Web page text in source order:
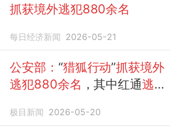
抓获境外逃犯880余名
每日经济新闻 2026-05-21
公安部： “猎狐行动”抓获境外
逃犯880余名 ，其中红通逃犯
极目新闻 2026-05-20